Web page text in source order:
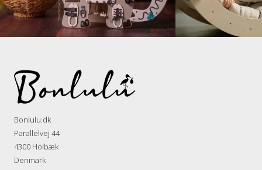
Bonlulu.dk
Parallelvej 44
4300 Holbæk
Denmark